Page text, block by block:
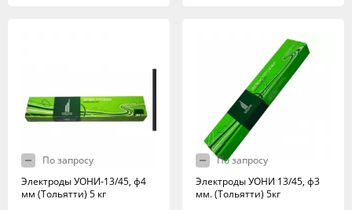
По запросу
Электроды УОНИ-13/45, ф4
мм (Тольятти) 5 кг
По запросу
Электроды УОНИ 13/45, ф3
мм. (Тольятти) 5кг